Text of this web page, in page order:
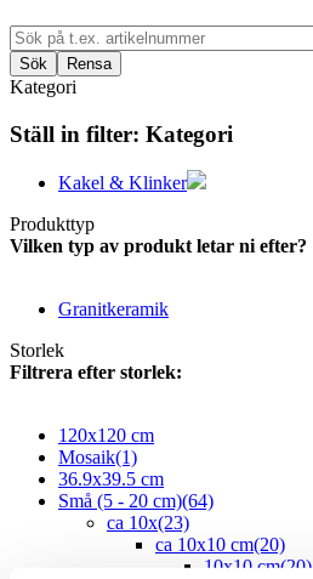
Kategori
Ställ in filter: Kategori
Kakel & Klinker
Produkttyp
Vilken typ av produkt letar ni efter?
Granitkeramik
Storlek
Filtrera efter storlek:
120x120 cm
Mosaik(1)
36.9x39.5 cm
Små (5 - 20 cm)(64)
ca 10x(23)
ca 10x10 cm(20)
10x10 cm(20)